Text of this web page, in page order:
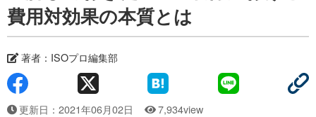
費用対効果の本質とは
著者： ISOプロ編集部
更新日：2021年06月02日 7,934view